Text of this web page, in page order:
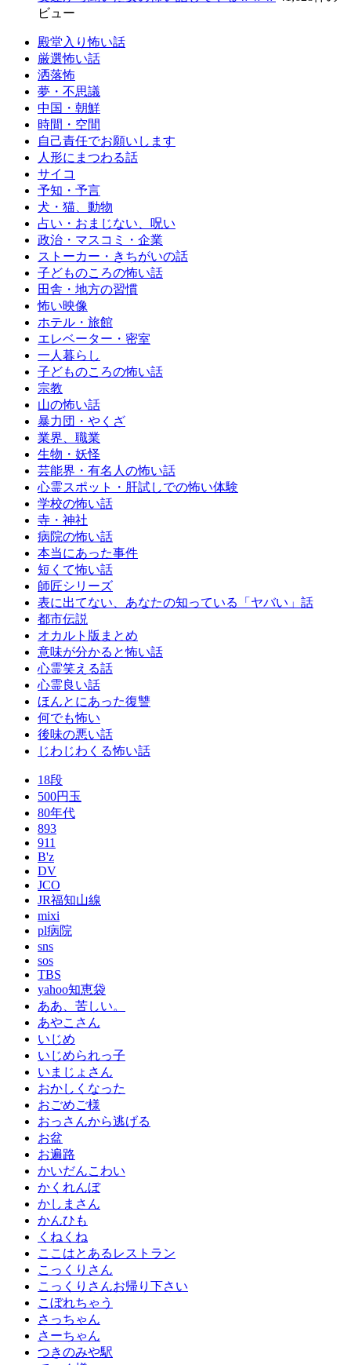
ビュー
殿堂入り怖い話
厳選怖い話
洒落怖
夢・不思議
中国・朝鮮
時間・空間
自己責任でお願いします
人形にまつわる話
サイコ
予知・予言
犬・猫、動物
占い・おまじない、呪い
政治・マスコミ・企業
ストーカー・きちがいの話
子どものころの怖い話
田舎・地方の習慣
怖い映像
ホテル・旅館
エレベーター・密室
一人暮らし
子どものころの怖い話
宗教
山の怖い話
暴力団・やくざ
業界、職業
生物・妖怪
芸能界・有名人の怖い話
心霊スポット・肝試しでの怖い体験
学校の怖い話
寺・神社
病院の怖い話
本当にあった事件
短くて怖い話
師匠シリーズ
表に出てない、あなたの知っている「ヤバい」話
都市伝説
オカルト版まとめ
意味が分かると怖い話
心霊笑える話
心霊良い話
ほんとにあった復讐
何でも怖い
後味の悪い話
じわじわくる怖い話
18段
500円玉
80年代
893
911
B'z
DV
JCO
JR福知山線
mixi
pl病院
sns
sos
TBS
yahoo知恵袋
ああ、苦しい。
あやこさん
いじめ
いじめられっ子
いまじょさん
おかしくなった
おごめご様
おっさんから逃げる
お盆
お遍路
かいだんこわい
かくれんぼ
かしまさん
かんひも
くねくね
ここはとあるレストラン
こっくりさん
こっくりさんお帰り下さい
こぼれちゃう
さっちゃん
さーちゃん
つきのみや駅